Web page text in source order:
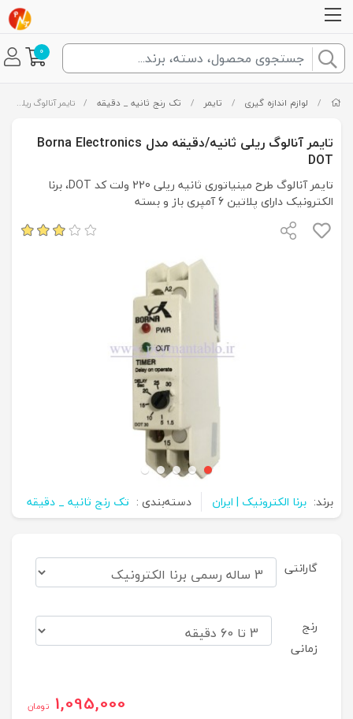
0
/ لوازم اندازه گیری / تایمر / تک رنج ثانیه _ دقیقه / تایمر آنالوگ ریلی ثانیه/دقیقه مدل Borna Electronics DOT
تایمر آنالوگ ریلی ثانیه/دقیقه مدل Borna Electronics
DOT
تایمر آنالوگ طرح مینیاتوری ثانیه ریلی 220 ولت کد DOT، برنا
الکترونیک دارای پلاتین 6 آمپری باز و بسته
برند: برنا الکترونیک | ایران دسته‌بندی : تک رنج ثانیه _ دقیقه
گارانتی
رنج
زمانی
1,095,000 تومان